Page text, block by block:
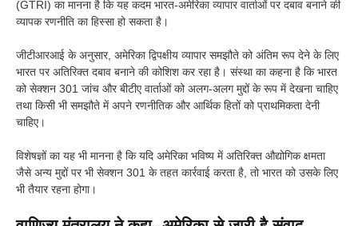
(GTRI) का मानना है कि यह कदम भारत-अमेरिका व्यापार वार्ताओं पर दबाव बनाने की
व्यापक रणनीति का हिस्सा हो सकता है।
जीटीआरआई के अनुसार, अमेरिका द्विपक्षीय व्यापार समझौते को अंतिम रूप देने के लिए
भारत पर अतिरिक्त दबाव बनाने की कोशिश कर रहा है। संस्था का कहना है कि भारत
को सेक्शन 301 जांच और बीटीए वार्ताओं को अलग-अलग मुद्दों के रूप में देखना चाहिए
तथा किसी भी समझौते में अपने रणनीतिक और आर्थिक हितों को प्राथमिकता देनी
चाहिए।
विशेषज्ञों का यह भी मानना है कि यदि अमेरिका भविष्य में अतिरिक्त औद्योगिक क्षमता
जैसे अन्य मुद्दों पर भी सेक्शन 301 के तहत कार्रवाई करता है, तो भारत को उसके लिए
भी तैयार रहना होगा।